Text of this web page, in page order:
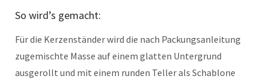
So wird’s gemacht:
Für die Kerzenständer wird die nach Packungsanleitung
zugemischte Masse auf einem glatten Untergrund
ausgerollt und mit einem runden Teller als Schablone